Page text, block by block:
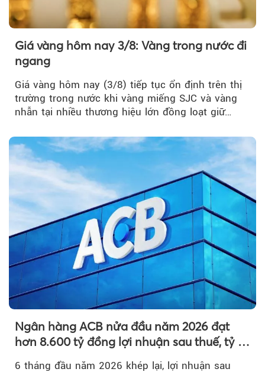
Giá vàng hôm nay 3/8: Vàng trong nước đi
ngang
Giá vàng hôm nay (3/8) tiếp tục ổn định trên thị
trường trong nước khi vàng miếng SJC và vàng
nhẫn tại nhiều thương hiệu lớn đồng loạt giữ
Ngân hàng ACB nửa đầu năm 2026 đạt
hơn 8.600 tỷ đồng lợi nhuận sau thuế, tỷ lệ
6 tháng đầu năm 2026 khép lại, lợi nhuận sau